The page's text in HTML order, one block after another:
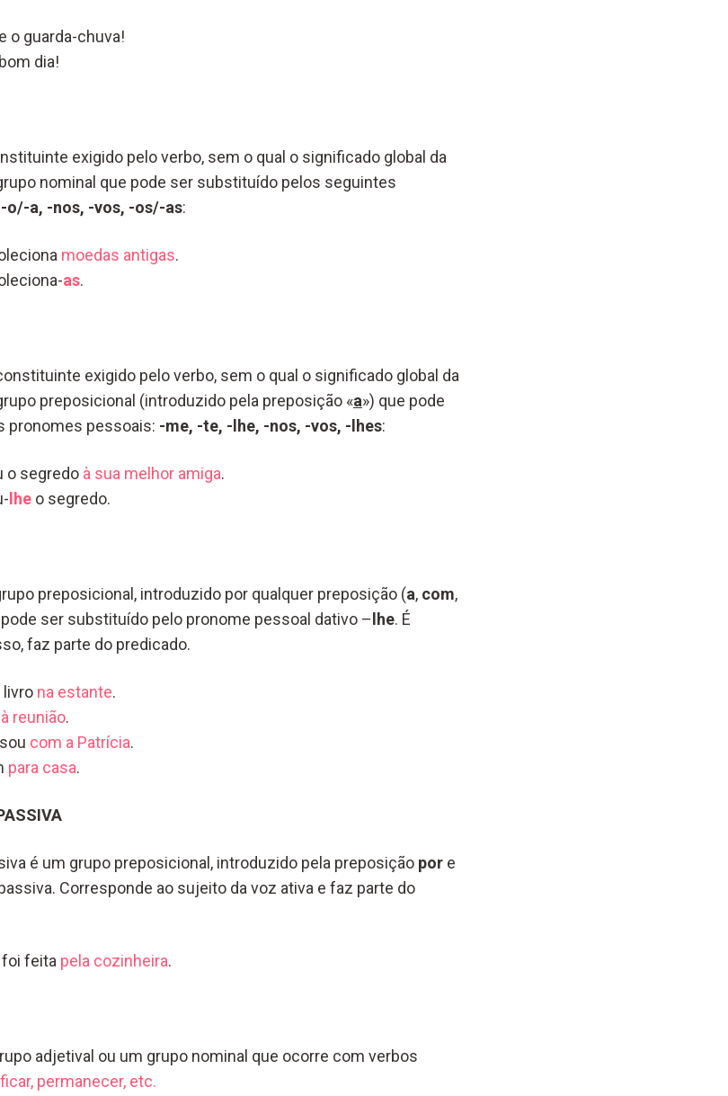
o guarda-chuva!
dia!
exigido pelo verbo, sem o qual o significado global da
nominal que pode ser substituído pelos seguintes
o/-a, -nos, -vos, -os/-as:
moedas antigas.
as.
exigido pelo verbo, sem o qual o significado global da
preposicional (introduzido pela preposição «a») que pode
pronomes pessoais: -me, -te, -lhe, -nos, -vos, -lhes:
o segredo à sua melhor amiga.
lheo segredo.
preposicional, introduzido por qualquer preposição (a, com,
ser substituído pelo pronome pessoal dativo – lhe. É
faz parte do predicado.
livro na estante.
à reunião.
com a Patrícia.
para casa.
é um grupo preposicional, introduzido pela preposição pore
Corresponde ao sujeito da voz ativa e faz parte do
feita pela cozinheira.
adjetival ou um grupo nominal que ocorre com verbos
permanecer, etc.